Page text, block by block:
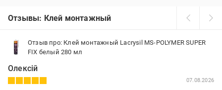
Отзывы: Клей монтажный
Отзыв про: Клей монтажный Lacrysil MS-POLYMER SUPER
FIX белый 280 мл
Олексій
07.08.2026